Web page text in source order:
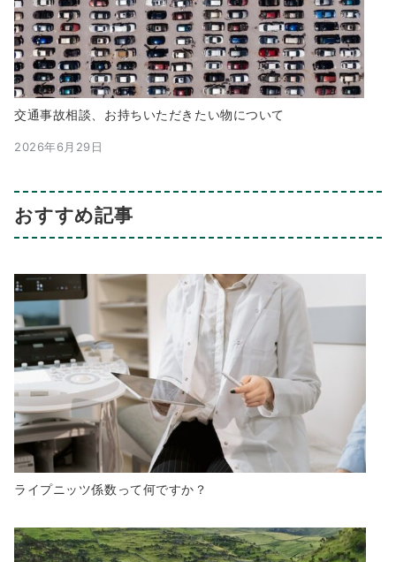
交通事故相談、お持ちいただきたい物について
2026年6月29日
おすすめ記事
ライプニッツ係数って何ですか？